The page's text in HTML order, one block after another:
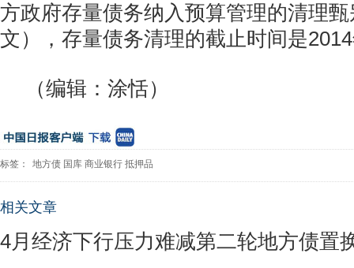
方政府存量债务纳入预算管理的清理
文），存量债务清理的截止时间是
（编辑：涂恬）
标签： 地方债 国库 商业银行 抵押品
相关文章
4月经济下行压力难减第二轮地方债置